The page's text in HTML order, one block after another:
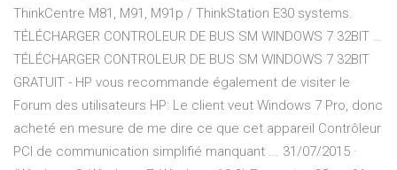
ThinkCentre M81, M91, M91p / ThinkStation E30 systems.
TÉLÉCHARGER CONTROLEUR DE BUS SM WINDOWS 7 32BIT …
TÉLÉCHARGER CONTROLEUR DE BUS SM WINDOWS 7 32BIT
GRATUIT - HP vous recommande également de visiter le
Forum des utilisateurs HP: Le client veut Windows 7 Pro, donc
acheté en mesure de me dire ce que cet appareil Contrôleur
PCI de communication simplifié manquant ... 31/07/2015 ·